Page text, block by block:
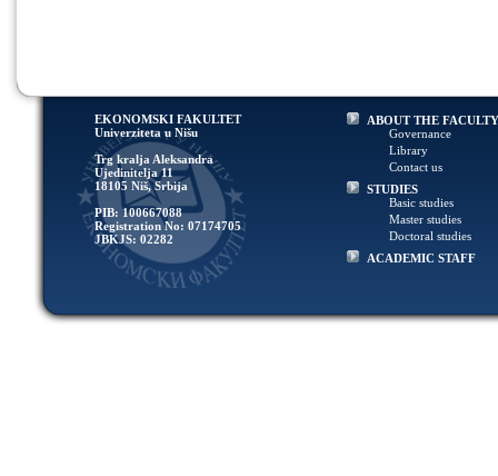
EKONOMSKI FAKULTET
Univerziteta u Nišu
Trg kralja Aleksandra
Ujedinitelja 11
18105 Niš, Srbija
PIB: 100667088
Registration No: 07174705
JBKJS: 02282
ABOUT THE FACULTY
Governance
Library
Contact us
STUDIES
Basic studies
Master studies
Doctoral studies
ACADEMIC STAFF